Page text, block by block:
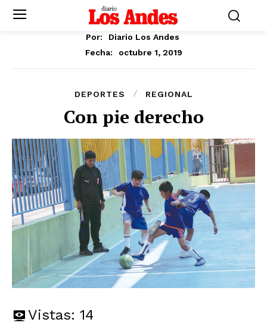
Por:
Diario Los Andes
Fecha:
octubre 1, 2019
DEPORTES REGIONAL
Con pie derecho
Vistas: 14